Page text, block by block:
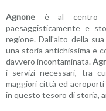
Agnone è al centro
paesaggisticamente e
regione. Dall'alto della sua
una storia antichissima e
davvero incontaminata.
i servizi necessari, tra
maggiori città ed
in questo tesoro di storia,